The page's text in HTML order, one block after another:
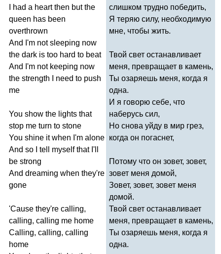
had a heart then but the
queen has been
overthrown
And I'm not sleeping now
the dark is too hard to beat
And I'm not keeping now
the strength need to push
me
You show the lights that
stop me turn to stone
You shine it when I'm alone
And so tell myself that I'll
be strong
And dreaming when they're
gone
'Cause they're calling,
calling, calling me home
Calling, calling, calling
home
слишком трудно победить,
Я теряю силу, необходимую
мне, чтобы жить.
Твой свет останавливает
меня, превращает в камень,
Ты озаряешь меня, когда я
одна.
И я говорю себе, что
наберусь сил,
Но снова уйду в мир грез,
когда он погаснет,
Потому что он зовет, зовет,
зовет меня домой,
Зовет, зовет, зовет меня
домой.
Твой свет останавливает
меня, превращает в камень,
Ты озаряешь меня, когда я
одна.